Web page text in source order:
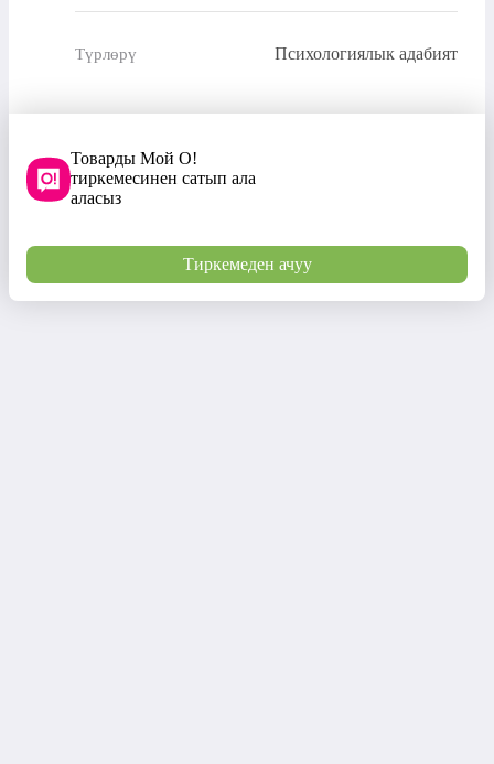
Түрлөрү Психологиялык адабият
Товарды Мой О!
тиркемесинен сатып ала
аласыз
Тиркемеден ачуу